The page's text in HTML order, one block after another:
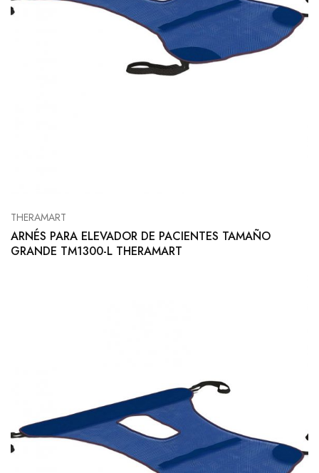
THERAMART
ARNÉS PARA ELEVADOR DE PACIENTES TAMAÑO
GRANDE TM1300-L THERAMART